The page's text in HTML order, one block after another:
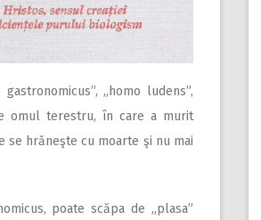
„homo ludens”,
omul terestru, în care a murit
se hrăneşte cu moarte şi nu mai
poate scăpa de „plasa”